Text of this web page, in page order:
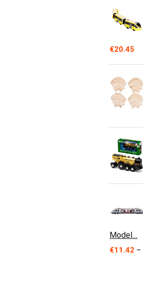
€20.45
Model…
€11.42 –